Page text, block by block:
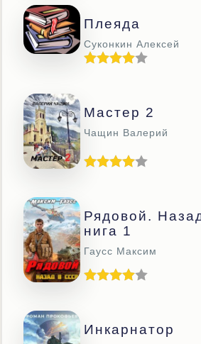
Плеяда
Суконкин Алексей
Мастер 2
Чащин Валерий
Рядовой.
Нига 1
Гаусс Максим
Инкарнатор